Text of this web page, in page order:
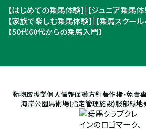
【はじめての乗馬体験】| 【ジュニア乗馬体
【家族で楽しむ乗馬体験】| 【乗馬スクール
【50代60代からの乗馬入門】
動物取扱業個人情報保護方針著作権・免責
海岸公園馬術場(指定管理施設)服部緑地